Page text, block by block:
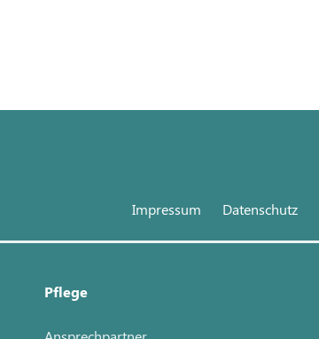
Impressum Datenschutz
Pflege